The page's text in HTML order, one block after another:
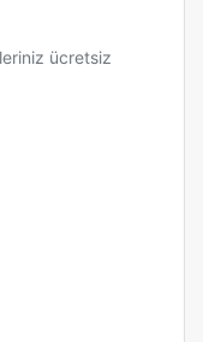
ücretsiz